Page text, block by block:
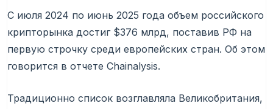
С июля 2024 по июнь 2025 года объем российского
крипторынка достиг $376 млрд, поставив РФ на
первую строчку среди европейских стран. Об этом
говорится в отчете Сhainalysis.
Традиционно список возглавляла Великобритания,